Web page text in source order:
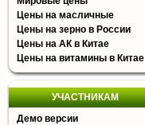
Цены на масличные
Цены на зерно в России
Цены на АК в Китае
Цены на витамины в Китае
УЧАСТНИКАМ
Демо версии